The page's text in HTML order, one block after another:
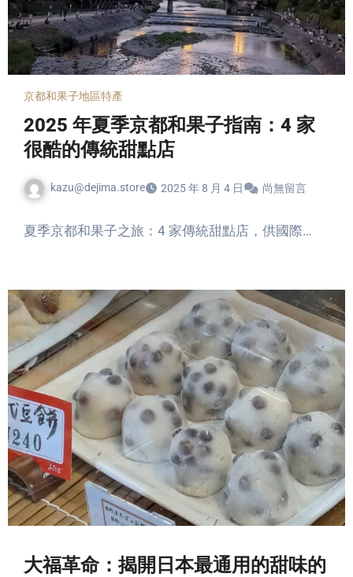
京都和果子地區特產
2025 年夏季京都和果子指南：4 家
很酷的傳統甜點店
kazu@dejima.store 2025 年 8 月 4 日 尚無留言
夏季京都和果子之旅：4 家傳統甜點店，供國際…
大福革命：揭開日本最通用的甜味的